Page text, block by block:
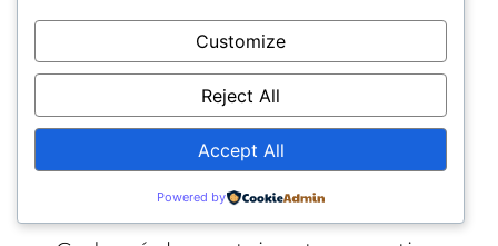
le badge n’en dit rien explicitement.
Erreurs d’attribution inévitables dans
un système probabiliste : un label
affiché sur une annonce moins
pertinente dans des cas limites peut
susciter défiance ou réclamations.
Customize
Reject All
Accept All
Powered by